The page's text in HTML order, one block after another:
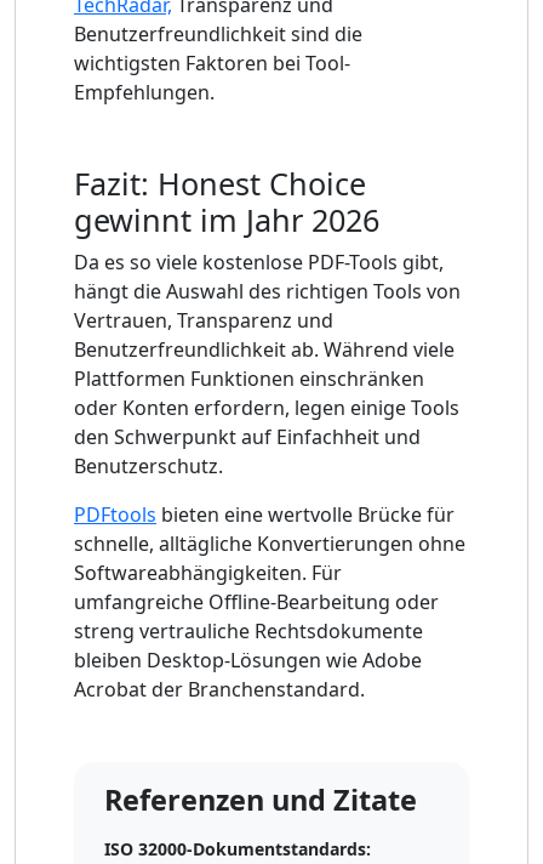
Benutzerfreundlichkeit sind die
wichtigsten Faktoren bei Tool-
Empfehlungen.
Fazit: Honest Choice
gewinnt im Jahr 2026
Da es so viele kostenlose PDF-Tools gibt,
hängt die Auswahl des richtigen Tools von
Vertrauen, Transparenz und
Benutzerfreundlichkeit ab. Während viele
Plattformen Funktionen einschränken
oder Konten erfordern, legen einige Tools
den Schwerpunkt auf Einfachheit und
Benutzerschutz.
PDFtools bieten eine wertvolle Brücke für
schnelle, alltägliche Konvertierungen ohne
Softwareabhängigkeiten. Für
umfangreiche Offline-Bearbeitung oder
streng vertrauliche Rechtsdokumente
bleiben Desktop-Lösungen wie Adobe
Acrobat der Branchenstandard.
Referenzen und Zitate
ISO 32000-Dokumentstandards: